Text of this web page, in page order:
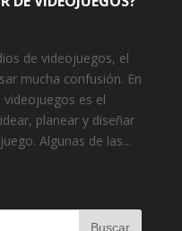
de videojuegos, el
mucha confusión. En
es el
planear y diseñar
Algunas de las...